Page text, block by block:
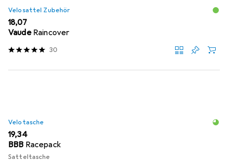
Velosattel Zubehör
EUR
18,07
Vaude Raincover
30
Velotasche
EUR
19,34
BBB Racepack
Satteltasche